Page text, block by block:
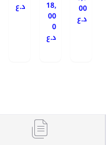
00
د.ع
18,
00
0
د.ع
د.ع